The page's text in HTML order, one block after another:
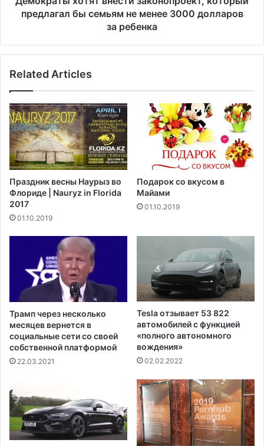
ж
в
т
п
р
а
в
и
л
о
Т
р
е
н
а
а
ч
е
н
н
т
и
з
а
к
о
н
о
п
р
о
о
т
о
р
ы
р
е
д
л
предлагал бы семьям не менее 3000 долларов
за ребенка
Related Articles
Праздник весны Наурыз во
Флориде | Nauryz in Florida
2017
01.10.2019
Подарок со вкусом в
Майами
01.10.2019
Трамп через несколько
месяцев вернется в
социальные сети со своей
собственной платформой
22.03.2021
Tesla отзывает 53 822
автомобилей с функцией
«полного автономного
вождения»
02.02.2022